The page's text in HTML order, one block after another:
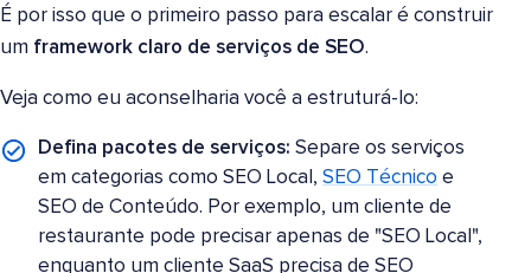
É por isso que o primeiro passo para escalar é construir
um framework claro de serviços de SEO.
Veja como eu aconselharia você a estruturá-lo:
Defina pacotes de serviços:Separe os serviços
em categorias como SEO Local,SEO Técnico e
SEO de Conteúdo. Por exemplo, um cliente de
restaurante pode precisar apenas de "SEO Local",
enquanto um cliente SaaS precisa de SEO